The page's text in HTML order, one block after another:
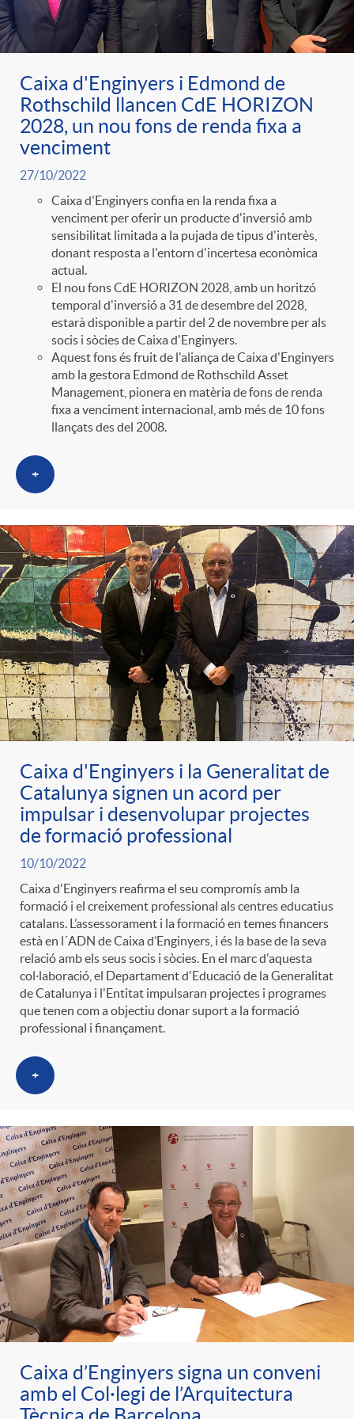
r
a
S
p
r
e
n
s
a
ó
p
e
r
o
r
i
e
s
t
e
n
i
l
a
F
i
l
t
r
o
C
a
t
e
g
o
r
i
a
s
l
i
c
a
c
o
n
t
i
n
g
u
t
s
Caixa d'Enginyers i Edmond de
Rothschild llancen CdE HORIZON
2028, un nou fons de renda fixa a
venciment
27/10/2022
Caixa d'Enginyers confia en la renda fixa a
venciment per oferir un producte d'inversió amb
sensibilitat limitada a la pujada de tipus d'interès,
donant resposta a l'entorn d'incertesa econòmica
actual.
El nou fons CdE HORIZON 2028, amb un horitzó
temporal d'inversió a 31 de desembre del 2028,
estarà disponible a partir del 2 de novembre per als
socis i sòcies de Caixa d'Enginyers.
Aquest fons és fruit de l'aliança de Caixa d'Enginyers
amb la gestora Edmond de Rothschild Asset
Management, pionera en matèria de fons de renda
fixa a venciment internacional, amb més de 10 fons
llançats des del 2008.
+
Caixa d'Enginyers i la Generalitat de
Catalunya signen un acord per
impulsar i desenvolupar projectes
de formació professional
10/10/2022
Caixa d'Enginyers reafirma el seu compromís amb la
formació i el creixement professional als centres educatius
catalans. L’assessorament i la formació en temes financers
està en l´ADN de Caixa d’Enginyers, i és la base de la seva
relació amb els seus socis i sòcies. En el marc d'aquesta
col·laboració, el Departament d'Educació de la Generalitat
de Catalunya i l'Entitat impulsaran projectes i programes
que tenen com a objectiu donar suport a la formació
professional i finançament.
+
Caixa d’Enginyers signa un conveni
amb el Col·legi de l’Arquitectura